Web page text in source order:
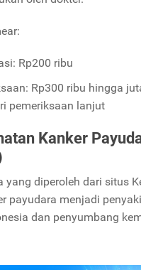
Rp200 ribu
Rp300 ribu hingga
pemeriksaan lanjut
Kanker
yang diperoleh dari situs
payudara menjadi
dan penyumbang